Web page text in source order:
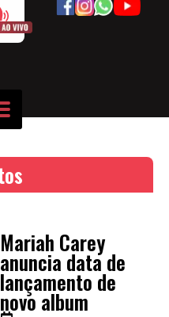
Mariah Carey
anuncia data de
lançamento de
novo album